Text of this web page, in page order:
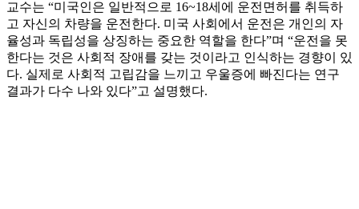
교수는 “미국인은 일반적으로 16~18세에 운전면허를 취득하
고 자신의 차량을 운전한다. 미국 사회에서 운전은 개인의 자
율성과 독립성을 상징하는 중요한 역할을 한다”며 “운전을 못
한다는 것은 사회적 장애를 갖는 것이라고 인식하는 경향이 있
다. 실제로 사회적 고립감을 느끼고 우울증에 빠진다는 연구
결과가 다수 나와 있다”고 설명했다.